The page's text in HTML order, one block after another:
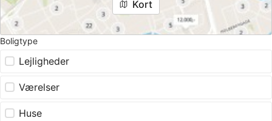
Kort
Boligtype
Lejligheder
Værelser
Huse